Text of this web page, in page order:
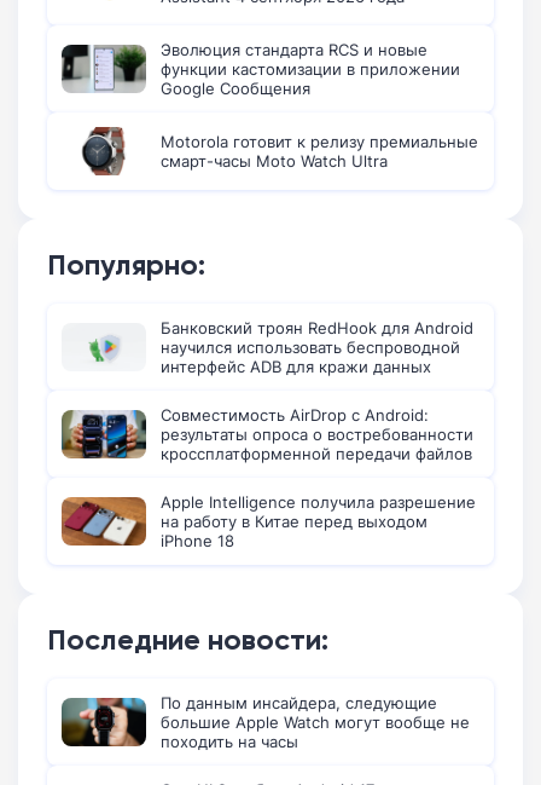
Эволюция стандарта RCS и новые
функции кастомизации в приложении
Google Сообщения
Motorola готовит к релизу премиальные
смарт-часы Moto Watch Ultra
Популярно:
Банковский троян RedHook для Android
научился использовать беспроводной
интерфейс ADB для кражи данных
Совместимость AirDrop с Android:
результаты опроса о востребованности
кроссплатформенной передачи файлов
Apple Intelligence получила разрешение
на работу в Китае перед выходом
iPhone 18
Последние новости:
По данным инсайдера, следующие
большие Apple Watch могут вообще не
походить на часы